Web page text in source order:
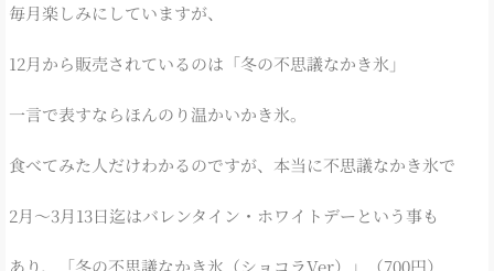
毎月楽しみにしていますが、
12月から販売されているのは「冬の不思議なかき氷」
一言で表すならほんのり温かいかき氷。
食べてみた人だけわかるのですが、本当に不思議なかき氷で
2月～3月13日迄はバレンタイン・ホワイトデーという事も